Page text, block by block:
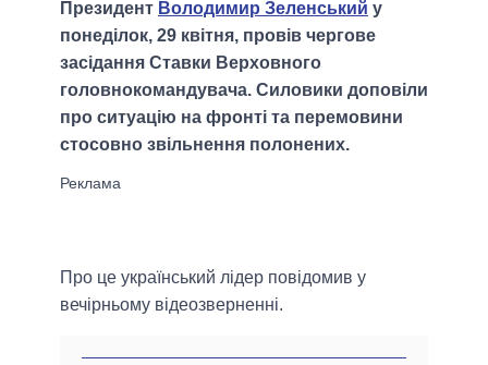
Президент Володимир Зеленський у
понеділок, 29 квітня, провів чергове
засідання Ставки Верховного
головнокомандувача. Cиловики доповіли
про ситуацію на фронті та перемовини
стосовно звільнення полонених.
Про це український лідер повідомив у
вечірньому відеозверненні.